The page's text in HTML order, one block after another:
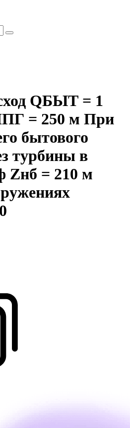
QБЫТ = 1
= 250 м При
бытового
турбины в
Zнб = 210 м